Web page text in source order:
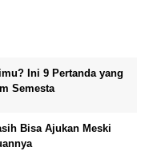
Ini 9 Pertanda yang
Semesta
Bisa Ajukan Meski